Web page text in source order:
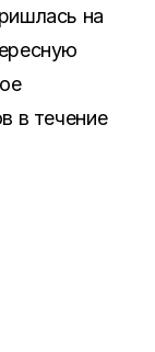
на
в течение